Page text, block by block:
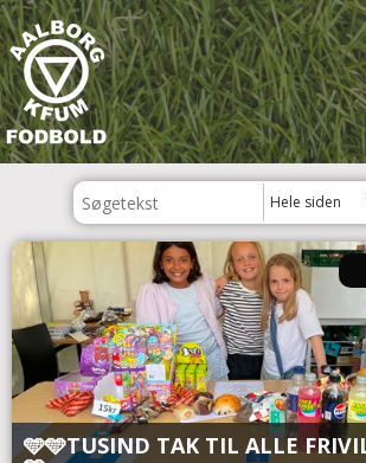
Hele siden
🩵🩵TUSIND TAK TIL ALLE